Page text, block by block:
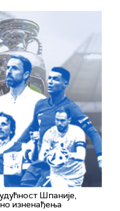
Шпаније,
изненађења